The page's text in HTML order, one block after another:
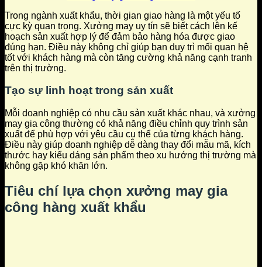
Trong ngành xuất khẩu, thời gian giao hàng là một yếu tố
cực kỳ quan trọng. Xưởng may uy tín sẽ biết cách lên kế
hoạch sản xuất hợp lý để đảm bảo hàng hóa được giao
đúng hạn. Điều này không chỉ giúp bạn duy trì mối quan hệ
tốt với khách hàng mà còn tăng cường khả năng cạnh tranh
trên thị trường.
Tạo sự linh hoạt trong sản xuất
Mỗi doanh nghiệp có nhu cầu sản xuất khác nhau, và xưởng
may gia công thường có khả năng điều chỉnh quy trình sản
xuất để phù hợp với yêu cầu cụ thể của từng khách hàng.
Điều này giúp doanh nghiệp dễ dàng thay đổi mẫu mã, kích
thước hay kiểu dáng sản phẩm theo xu hướng thị trường mà
không gặp khó khăn lớn.
Tiêu chí lựa chọn xưởng may gia
công hàng xuất khẩu